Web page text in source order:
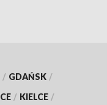
/ GDAŃSK /
/ KIELCE /